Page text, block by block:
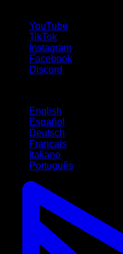
YouTube
TikTok
Instagram
Facebook
Discord
English
Español
Deutsch
Français
Italiano
Português